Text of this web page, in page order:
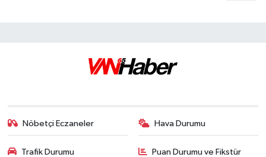
Nöbetçi Eczaneler Hava Durumu
Trafik Durumu Puan Durumu ve Fikstür